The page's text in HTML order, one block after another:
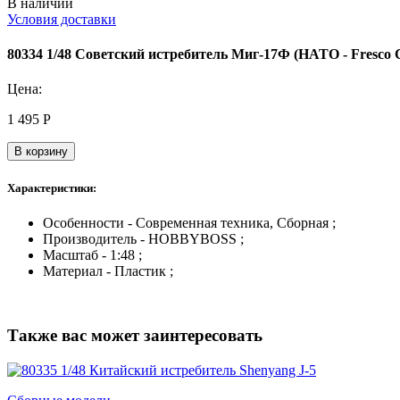
Условия доставки
80334 1/48 Советский истребитель Миг-17Ф (НАТО - Fresco
Цена:
1 495 Р
В корзину
Характеристики:
Особенности - Современная техника, Сборная ;
Производитель - HOBBYBOSS ;
Масштаб - 1:48 ;
Материал - Пластик ;
Также вас может заинтересовать